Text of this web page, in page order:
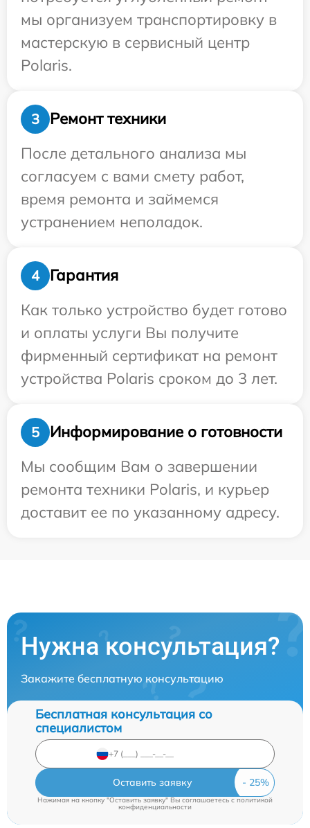
мы организуем транспортировку в
мастерскую в сервисный центр
Polaris.
3
Ремонт техники
После детального анализа мы
согласуем с вами смету работ,
время ремонта и займемся
устранением неполадок.
4
Гарантия
Как только устройство будет готово
и оплаты услуги Вы получите
фирменный сертификат на ремонт
устройства Polaris сроком до 3 лет.
5
Информирование о готовности
Мы сообщим Вам о завершении
ремонта техники Polaris, и курьер
доставит ее по указанному адресу.
Нужна консультация?
Закажите бесплатную консультацию
Бесплатная консультация со
специалистом
Оставить заявку
Нажимая на кнопку "Оставить заявку" Вы соглашаетесь cполитикой
конфиденциальности